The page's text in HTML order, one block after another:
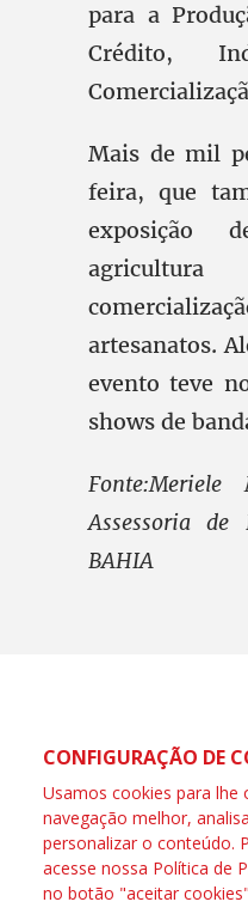
para a
Crédito,
Mais de mil
feira, que
exposição
artesanatos.
evento teve
shows de
Assessoria de
BAHIA
CONFIGURAÇÃO DE
Usamos cookies para lhe
navegação melhor,
personalizar o conteúdo.
acesse nossa Política de
no botão "aceitar